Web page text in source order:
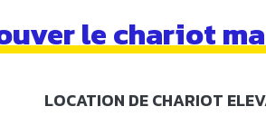
le chariot
LOCATION DE CHARIOT